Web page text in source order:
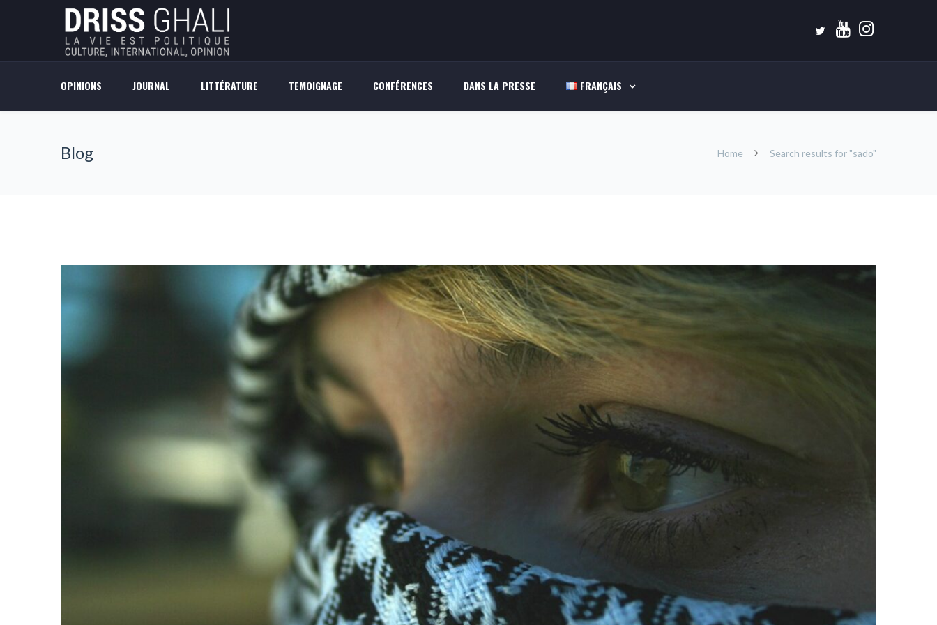
OPINIONS JOURNAL LITTÉRATURE TEMOIGNAGE CONFÉRENCES DANS LA PRESSE FRANÇAIS
Blog Home Search results for "sado"